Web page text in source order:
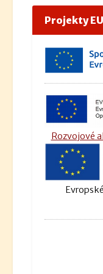
Projekty EU
Rozvojové